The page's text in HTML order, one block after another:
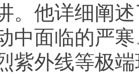
。他详细阐
中面临的严
紫外线等极